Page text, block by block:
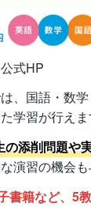
式HP
、国語・数
学習が行えま
の添削問題や
演習の機会も
書籍など、5